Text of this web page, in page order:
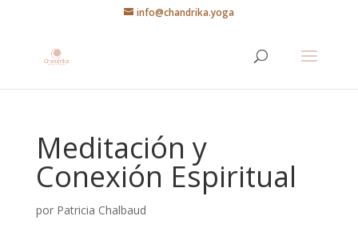
info@chandrika.yoga
Meditación y
Conexión Espiritual
por Patricia Chalbaud